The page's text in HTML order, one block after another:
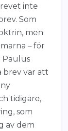
inte
Som
men
– för
Paulus
brev var att
tidigare,
som
av dem